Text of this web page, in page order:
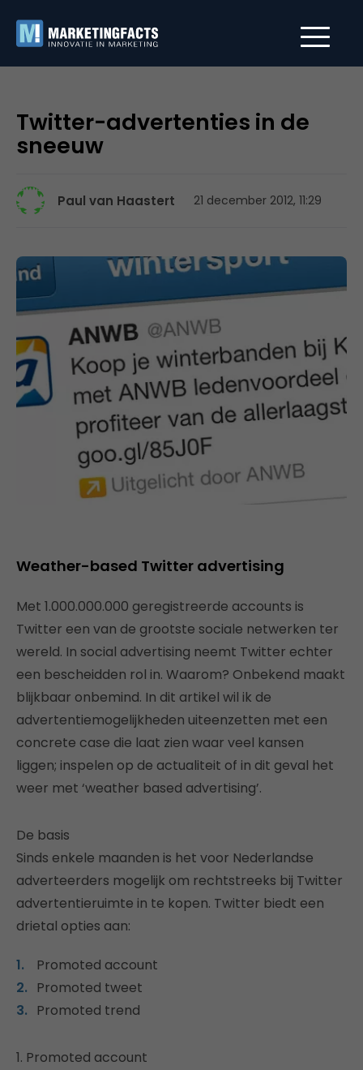
Twitter-advertenties in de
sneeuw
Paul van Haastert 21 december 2012, 11:29
Weather-based Twitter advertising
Met 1.000.000.000 geregistreerde accounts is
Twitter een van de grootste sociale netwerken ter
wereld. In social advertising neemt Twitter echter
een bescheidden rol in. Waarom? Onbekend maakt
blijkbaar onbemind. In dit artikel wil ik de
advertentiemogelijkheden uiteenzetten met een
concrete case die laat zien waar veel kansen
liggen; inspelen op de actualiteit of in dit geval het
weer met ‘weather based advertising’.
De basis
Sinds enkele maanden is het voor Nederlandse
adverteerders mogelijk om rechtstreeks bij Twitter
advertentieruimte in te kopen. Twitter biedt een
drietal opties aan:
Promoted account
Promoted tweet
Promoted trend
1. Promoted account